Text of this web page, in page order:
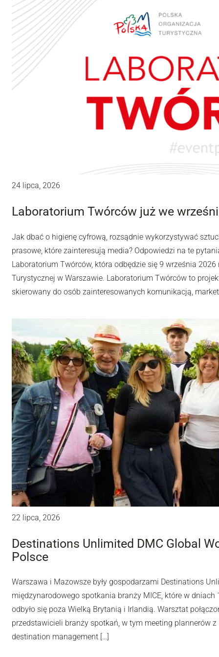
24 lipca, 2026
Laboratorium Twórców już we
Jak dbać o higienę cyfrową, rozsądnie wykorzystywać
prasowe, które zainteresują media? Odpowiedzi na te
Laboratorium Twórców, która odbędzie się 9 września
Turystycznej w Warszawie. Laboratorium Twórców to
skierowany do osób zainteresowanych komunikacją,
22 lipca, 2026
Destinations Unlimited DMC Global
Polsce
Warszawa i Mazowsze były gospodarzami Destinations
międzynarodowego spotkania branży MICE, które w
odbyło się poza Wielką Brytanią i Irlandią. Warsztat
przedstawicieli branży spotkań, w tym meeting plannerów
destination management […]